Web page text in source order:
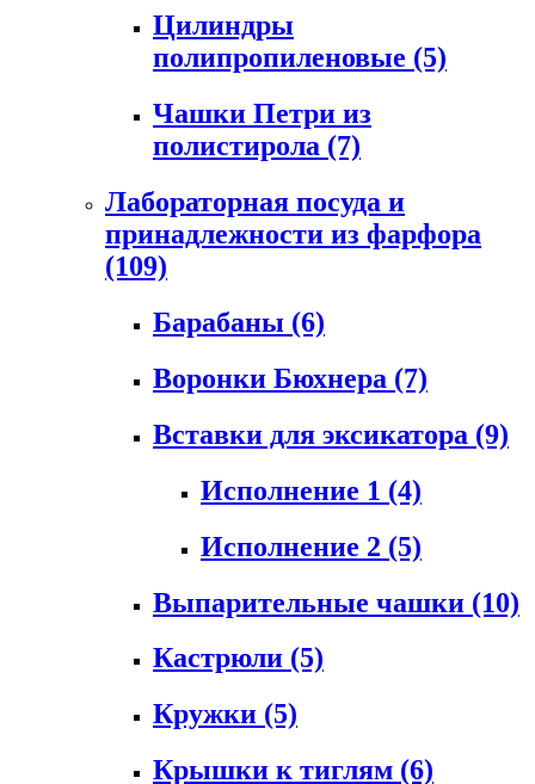
Цилиндры
полипропиленовые (5)
Чашки Петри из
полистирола (7)
Лабораторная посуда и
принадлежности из фарфора
(109)
Барабаны (6)
Воронки Бюхнера (7)
Вставки для эксикатора (9)
Исполнение 1 (4)
Исполнение 2 (5)
Выпарительные чашки (10)
Кастрюли (5)
Кружки (5)
Крышки к тиглям (6)